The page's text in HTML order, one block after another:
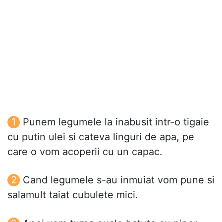
Punem legumele la inabusit intr-o tigaie
cu putin ulei si cateva linguri de apa, pe
care o vom acoperii cu un capac.
Cand legumele s-au inmuiat vom pune si
salamult taiat cubulete mici.